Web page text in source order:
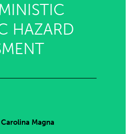
HAZARD
Magna